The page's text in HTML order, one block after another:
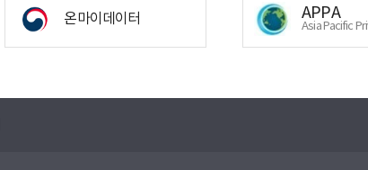
온마이데이터 APPA
Asia Pacific